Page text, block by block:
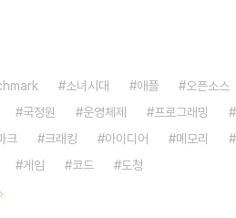
소녀시대 애플 오픈소스
국정원 운영체제 프로그래밍
크
크래킹 아이디어 메모리
게임 코드 도청